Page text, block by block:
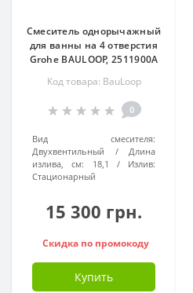
Смеситель однорычажный
для ванны на 4 отверстия
Grohe BAULOOP, 2511900A
Код товара: BauLoop
0
Вид смесителя:
Двухвентильный
Длина
излива, см:
18,1
Излив:
Стационарный
15 300 грн.
Скидка по промокоду
Купить